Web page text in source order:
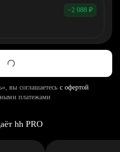
−2 088 ₽
вы соглашаетесь с офертой
платежами
hh PRO